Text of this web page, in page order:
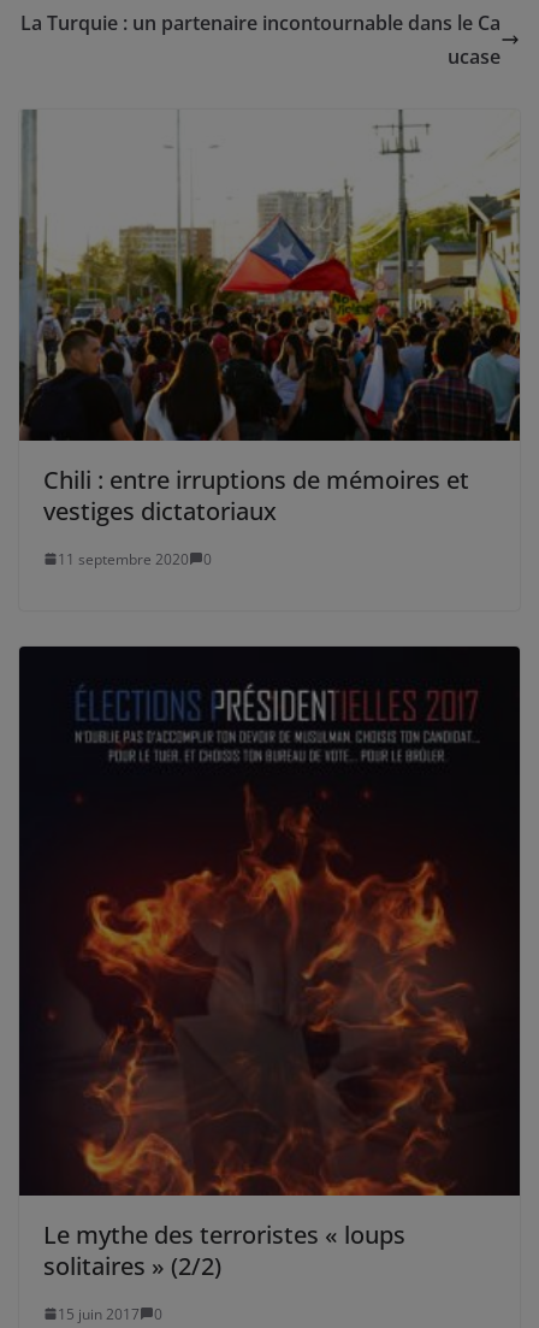
La Turquie : un partenaire incontournable dans le Ca
ucase
Chili : entre irruptions de mémoires et
vestiges dictatoriaux
11 septembre 2020 0
Le mythe des terroristes « loups
solitaires » (2/2)
15 juin 2017 0